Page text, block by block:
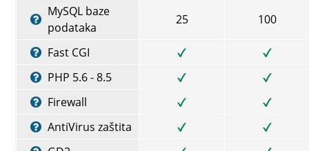
MySQL baze
podataka
25 100
Fast CGI
PHP 5.6 - 8.5
Firewall
AntiVirus zaštita